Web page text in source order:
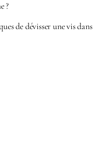
?
de dévisser une vis dans